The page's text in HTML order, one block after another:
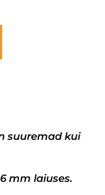
suuremad kui
mm laiuses.